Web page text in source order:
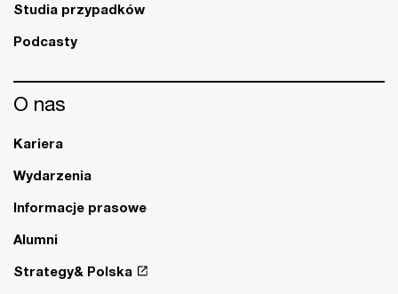
Studia przypadków
Podcasty
O nas
Kariera
Wydarzenia
Informacje prasowe
Alumni
Strategy& Polska